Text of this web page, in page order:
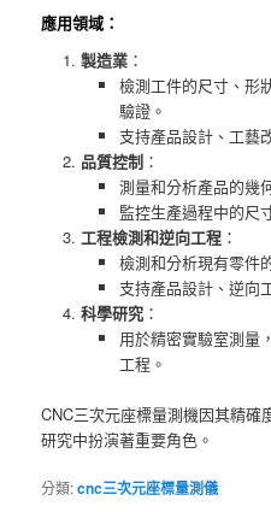
應用領域：
製造業：
檢測工件的尺寸、形
驗證。
支持產品設計、工藝
品質控制：
測量和分析產品的幾
監控生產過程中的尺
工程檢測和逆向工程：
檢測和分析現有零件
支持產品設計、逆向
科學研究：
用於精密實驗室測量
工程。
CNC三次元座標量測機因其精
研究中扮演著重要角色。
分類:cnc三次元座標量測儀